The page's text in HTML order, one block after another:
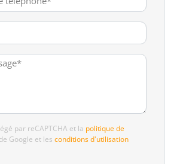
par reCAPTCHA et la politique de
de Google et les conditions d'utilisation